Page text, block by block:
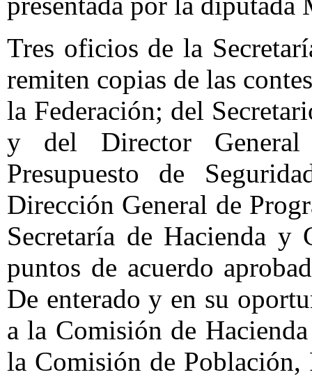
Tres oficios de la
remiten copias de las
la Federación; del
y del Director
Presupuesto de
Dirección General de
Secretaría de Hacienda
puntos de acuerdo
De enterado y en su
a la Comisión de
la Comisión de